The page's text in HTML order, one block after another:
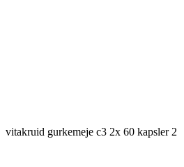
vitakruid gurkemeje c3 2x 60 kapsler 2